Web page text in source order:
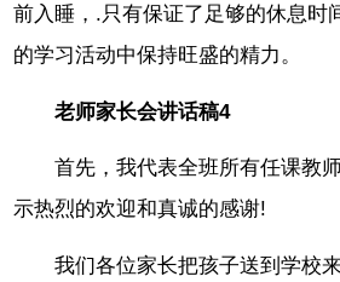
前入睡，.只有保证了足够的休息时
的学习活动中保持旺盛的精力。
老师家长会讲话稿4
首先，我代表全班所有任课教
示热烈的欢迎和真诚的感谢!
我们各位家长把孩子送到学校